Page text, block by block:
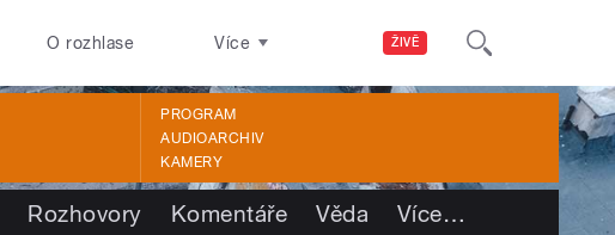
ŽIVĚ
O rozhlase Více
PROGRAM
AUDIOARCHIV
KAMERY
Rozhovory Komentáře Věda Více…